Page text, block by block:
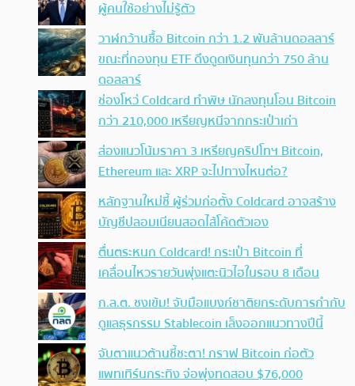
ผู้คนใช้อย่างไม่รู้ตัว
วาฬกว้านซื้อ Bitcoin กว่า 1.2 พันล้านดอลลาร์
ขณะที่กองทุน ETF ดึงดูดเงินทุนกว่า 750 ล้าน
ดอลลาร์
ช่องโหว่ Coldcard ทำพิษ นักลงทุนโอน Bitcoin
กว่า 210,000 เหรียญหนีจากกระเป๋าเก่า
ส่องแนวโน้มราคา 3 เหรียญคริปโทฯ Bitcoin,
Ethereum และ XRP จะไปทางไหนต่อ?
หลักฐานใหม่ชี้ ผู้ร่วมก่อตั้ง Coldcard อาจสร้าง
บัญชีปลอมเนียนสอดไส้โค้ดตัวเอง
ตื่นตระหนก Coldcard! กระเป๋า Bitcoin ที่
เคลื่อนไหวรายวันพุ่งแตะนิวไฮในรอบ 8 เดือน
ก.ล.ต. ชงเข้ม! จับมือแบงก์ชาติยกระดับการกำกับ
ดูแลธุรกรรม Stablecoin เล็งออกแนวทางปีนี้
จับตาแนวต้านชี้ชะตา! กราฟ Bitcoin ก่อตัว
แพทเทิร์นกระทิง จ่อพุ่งทดสอบ $76,000